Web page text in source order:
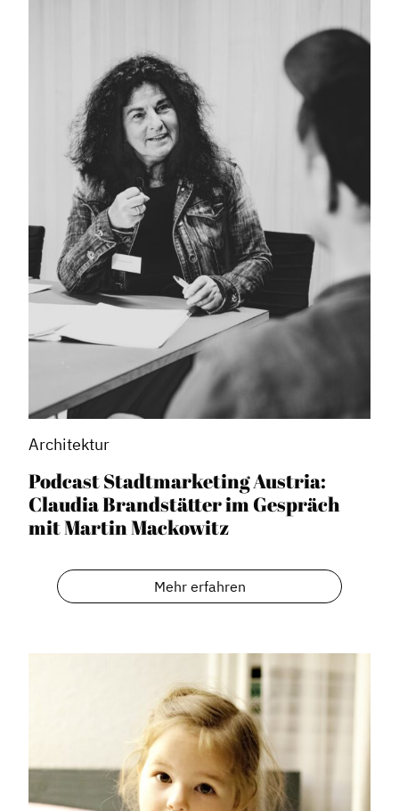
Geschichte des Dachverbandes
Vorteile für Mitglieder
Veranstaltungen
Formate
Architektur
Podcast Stadtmarketing Austria:
Claudia Brandstätter im Gespräch
mit Martin Mackowitz
Mehr erfahren